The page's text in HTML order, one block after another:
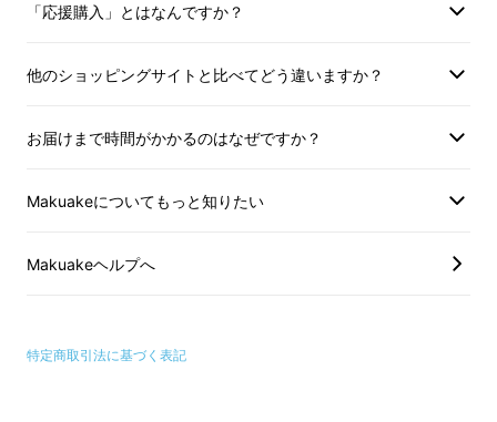
菌作用が強いと言われ、割れにくく、錆びにく
ほど味がでるので、経年変化を楽しめます。
肌に馴染む、一生モノの品として使える靴ベ
「応援購入」とはなんですか？
他のショッピングサイトと比べてどう違いますか？
お届けまで時間がかかるのはなぜですか？
Makuakeについてもっと知りたい
Makuakeヘルプへ
特定商取引法に基づく表記